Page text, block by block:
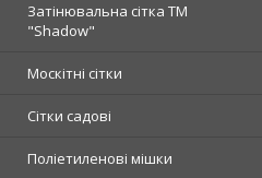
Затінювальна сітка ТМ
"Shadow"
Москітні сітки
Сітки садові
Поліетиленові мішки